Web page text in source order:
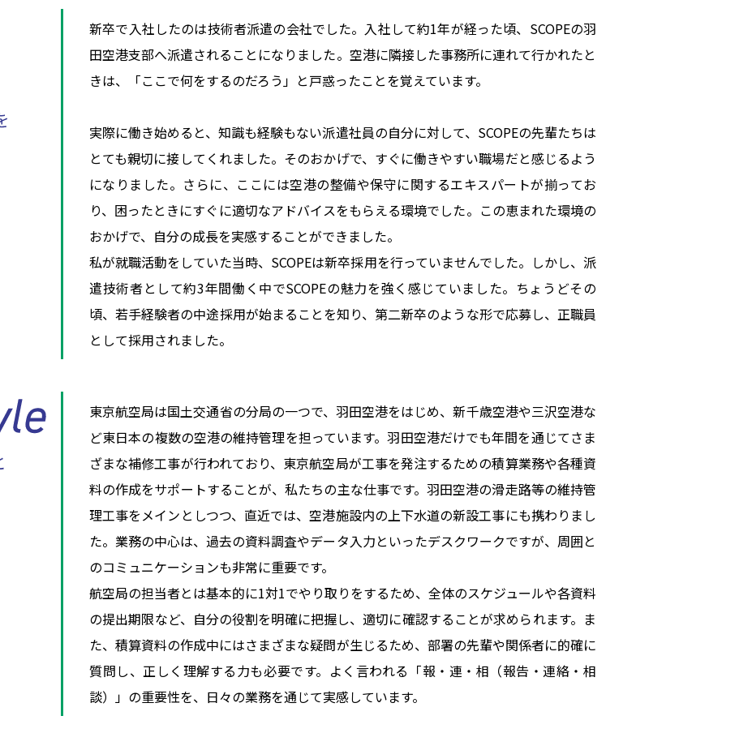
新卒で入社したのは技術者派遣の会社でした。入社して約1年が経った頃、SCOPEの羽
田空港支部へ派遣されることになりました。空港に隣接した事務所に連れて行かれたと
きは、「ここで何をするのだろう」と戸惑ったことを覚えています。
実際に働き始めると、知識も経験もない派遣社員の自分に対して、SCOPEの先輩たちは
とても親切に接してくれました。そのおかげで、すぐに働きやすい職場だと感じるよう
になりました。さらに、ここには空港の整備や保守に関するエキスパートが揃ってお
り、困ったときにすぐに適切なアドバイスをもらえる環境でした。この恵まれた環境の
おかげで、自分の成長を実感することができました。
私が就職活動をしていた当時、SCOPEは新卒採用を行っていませんでした。しかし、派
遣技術者として約3年間働く中でSCOPEの魅力を強く感じていました。ちょうどその
頃、若手経験者の中途採用が始まることを知り、第二新卒のような形で応募し、正職員
として採用されました。
東京航空局は国土交通省の分局の一つで、羽田空港をはじめ、新千歳空港や三沢空港な
ど東日本の複数の空港の維持管理を担っています。羽田空港だけでも年間を通じてさま
ざまな補修工事が行われており、東京航空局が工事を発注するための積算業務や各種資
料の作成をサポートすることが、私たちの主な仕事です。羽田空港の滑走路等の維持管
理工事をメインとしつつ、直近では、空港施設内の上下水道の新設工事にも携わりまし
た。業務の中心は、過去の資料調査やデータ入力といったデスクワークですが、周囲と
のコミュニケーションも非常に重要です。
航空局の担当者とは基本的に1対1でやり取りをするため、全体のスケジュールや各資料
の提出期限など、自分の役割を明確に把握し、適切に確認することが求められます。ま
た、積算資料の作成中にはさまざまな疑問が生じるため、部署の先輩や関係者に的確に
質問し、正しく理解する力も必要です。よく言われる「報・連・相（報告・連絡・相
談）」の重要性を、日々の業務を通じて実感しています。